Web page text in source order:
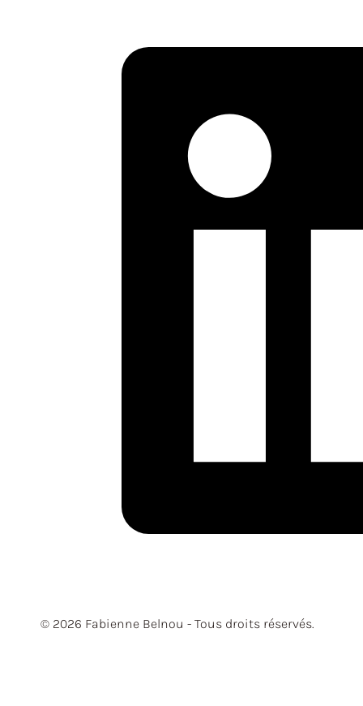
© 2026 Fabienne Belnou - Tous droits réservés.